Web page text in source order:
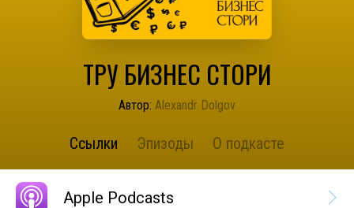
ТРУ БИЗНЕС СТОРИ
Автор: Alexandr Dolgov
Ссылки Эпизоды О подкасте
Apple Podcasts